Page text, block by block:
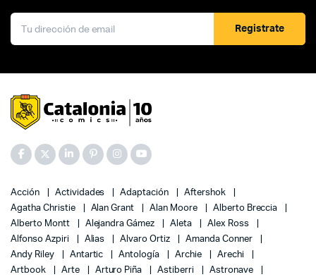
Registrate
Acción Actividades Adaptación
Aftershok
Agatha Christie
Alan Grant Alan Moore
Alberto Breccia
Alberto Montt
Alejandra Gámez Aleta
Alex Ross
Alfonso Azpiri
Alias Alvaro Ortiz
Amanda Conner
Andy Riley
Antartic Antología Archie
Arechi
Artbook
Arte Arturo Piña Astiberri
Astronave